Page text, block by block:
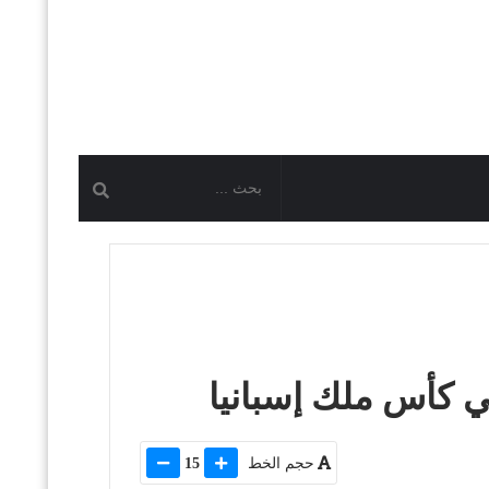
كأس ملك إسبانيا
حجم الخط 15